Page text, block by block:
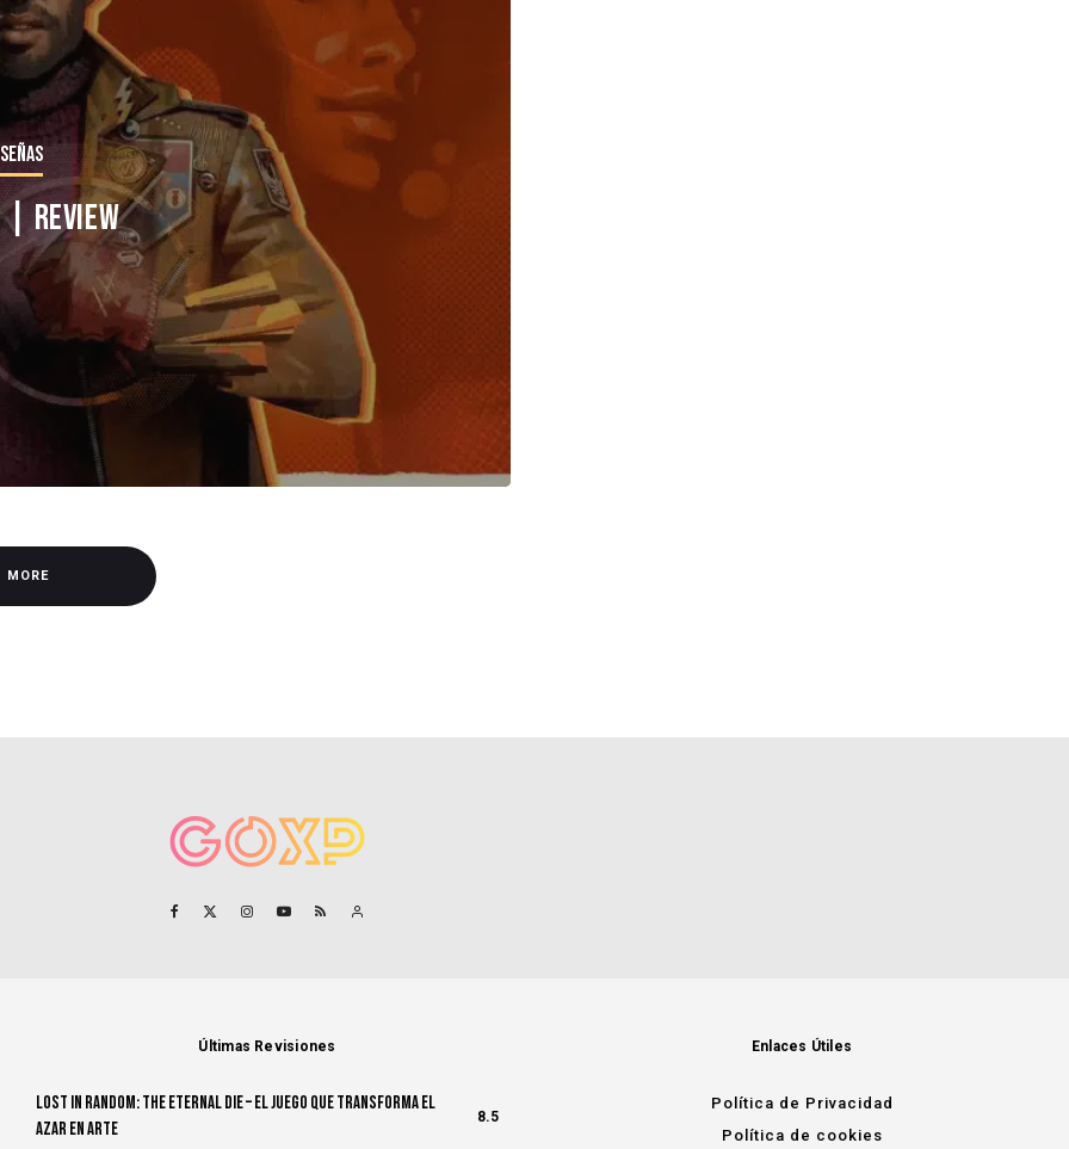
| Review
MORE
Últimas Revisiones
Lost in Random: The Eternal Die – El Juego Que Transforma el
Azar en Arte
8.5
Enlaces Útiles
Política de Privacidad
Política de cookies